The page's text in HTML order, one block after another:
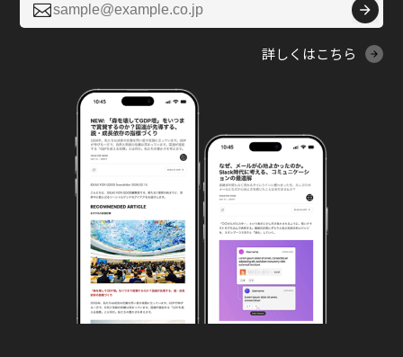

詳しくはこちら